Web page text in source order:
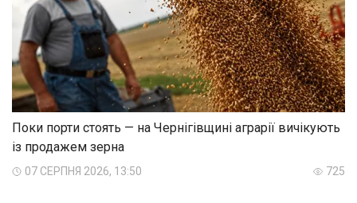
Поки порти стоять — на Чернігівщині аграрії вичікують
із продажем зерна
07 СЕРПНЯ 2026, 13:50 725